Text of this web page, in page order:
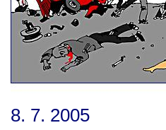
8. 7. 2005